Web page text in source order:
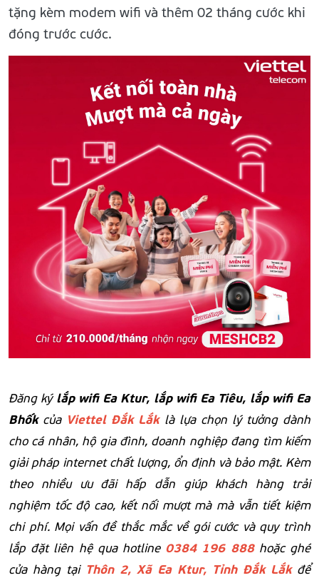
tặng kèm modem wifi và thêm 02 tháng cước khi
đóng trước cước.
Đăng kýlắp wifi Ea Ktur, lắp wifi Ea Tiêu, lắp wifi Ea
Bhốkcủa Viettel Đắk Lắklà lựa chọn lý tưởng dành
cho cá nhân, hộ gia đình, doanh nghiệp đang tìm kiếm
giải pháp internet chất lượng, ổn định và bảo mật. Kèm
theo nhiều ưu đãi hấp dẫn giúp khách hàng trải
nghiệm tốc độ cao, kết nối mượt mà mà vẫn tiết kiệm
chi phí. Mọi vấn đề thắc mắc về gói cước và quy trình
lắp đặt liên hệ qua hotline 0384 196 888 hoặc ghé
cửa hàng tại Thôn 2, Xã Ea Ktur, Tỉnh Đắk Lắkđể